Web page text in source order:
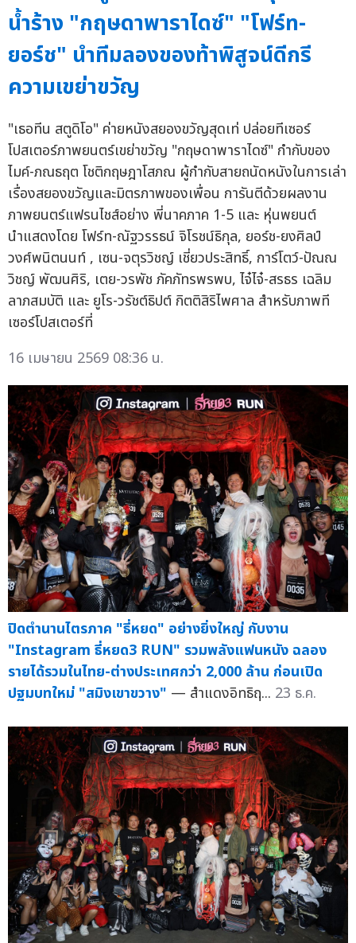
น้ำร้าง "กฤษดาพาราไดซ์" "โฟร์ท-
ยอร์ช" นำทีมลองของท้าพิสูจน์ดีกรี
ความเขย่าขวัญ
"เธอทีน สตูดิโอ" ค่ายหนังสยองขวัญสุดเท่ ปล่อยทีเซอร์
โปสเตอร์ภาพยนตร์เขย่าขวัญ "กฤษดาพาราไดซ์" กำกับของ
ไมค์-ภณธฤต โชติกฤษฎาโสภณ ผู้กำกับสายถนัดหนังในการเล่า
เรื่องสยองขวัญและมิตรภาพของเพื่อน การันตีด้วยผลงาน
ภาพยนตร์แฟรนไชส์อย่าง พี่นาคภาค 1-5 และ หุ่นพยนต์
นำแสดงโดย โฟร์ท-ณัฐวรรธน์ จิโรชน์ธิกุล, ยอร์ช-ยงศิลป์
วงศ์พนิตนนท์ , เซน-จตุรวิชญ์ เชี่ยวประสิทธิ์, การ์โตว์-ปัณณ
วิชญ์ พัฒนศิริ, เตย-วรพัช ภัคภัทรพรพบ, ไจ๋ไจ๋-สรธร เฉลิม
ลาภสมบัติ และ ยูโร-วรัชต์ธิปต์ กิตติสิริไพศาล สำหรับภาพที
เซอร์โปสเตอร์ที่
16 เมษายน 2569 08:36 น.
ปิดตำนานไตรภาค "ธี่หยด" อย่างยิ่งใหญ่ กับงาน
"Instagram ธี่หยด3 RUN" รวมพลังแฟนหนัง ฉลอง
รายได้รวมในไทย-ต่างประเทศกว่า 2,000 ล้าน ก่อนเปิด
ปฐมบทใหม่ "สมิงเขาขวาง" — สำแดงอิทธิฤ... 23 ธ.ค.